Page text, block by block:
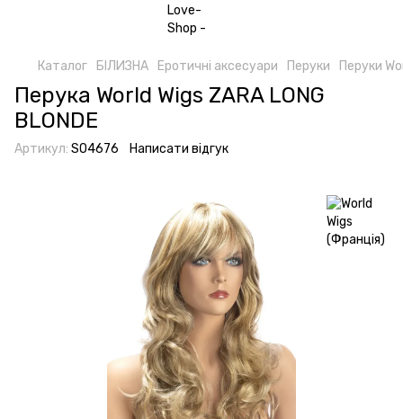
Каталог БІЛИЗНА Еротичні аксесуари Перуки Перуки
Перука World Wigs ZARA LONG
BLONDE
Артикул: SO4676 Написати відгук